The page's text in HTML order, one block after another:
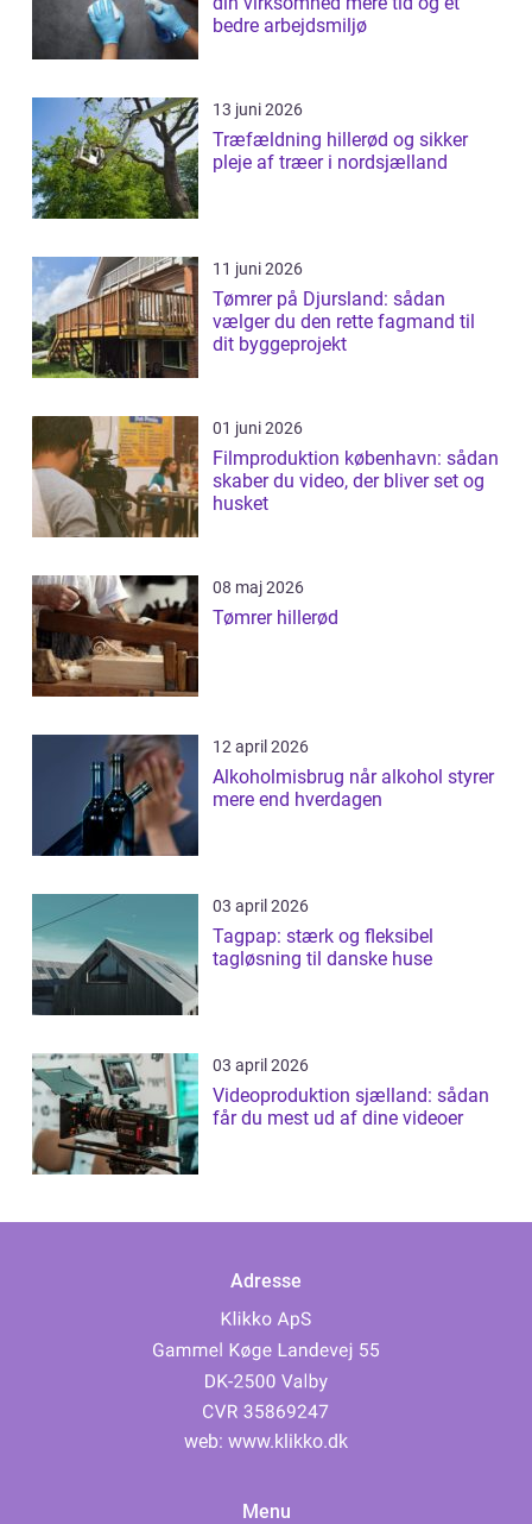
bedre arbejdsmiljø
13 juni 2026
Træfældning hillerød og sikker
pleje af træer i nordsjælland
11 juni 2026
Tømrer på Djursland: sådan
vælger du den rette fagmand til
dit byggeprojekt
01 juni 2026
Filmproduktion københavn: sådan
skaber du video, der bliver set og
husket
08 maj 2026
Tømrer hillerød
12 april 2026
Alkoholmisbrug når alkohol styrer
mere end hverdagen
03 april 2026
Tagpap: stærk og fleksibel
tagløsning til danske huse
03 april 2026
Videoproduktion sjælland: sådan
får du mest ud af dine videoer
Adresse
web: www.klikko.dk
Menu